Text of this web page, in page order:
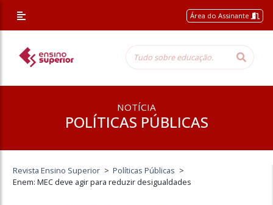
Área do Assinante
NOTÍCIA
POLÍTICAS PÚBLICAS
Revista Ensino Superior > Políticas Públicas >
Enem: MEC deve agir para reduzir desigualdades